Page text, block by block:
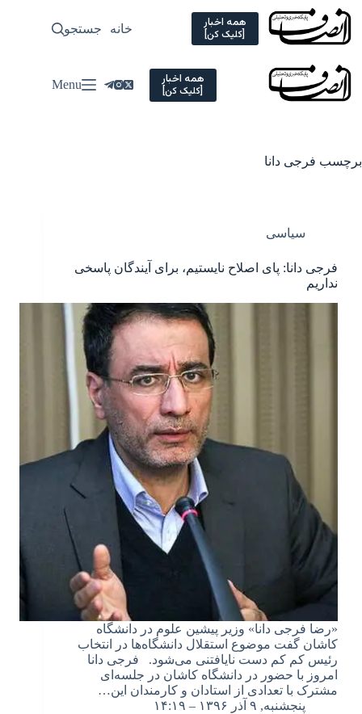
Skip
content
همه اخبار
[کلیک کن] خانه سیاسی
جستجو
همه اخبار
[کلیک کن] Menu
برچسب فرجی دانا
سیاسی
فرجی دانا: پای اصلاح نایستیم، برای آیندگان پاسخی
نداریم
«رضا فرجی دانا» وزیر پیشین علوم در دانشگاه
کاشان گفت موضوع استقلال دانشگا‌ه‌ها در انتخاب
رئیس کم کم دست نایافتنی می‌شود. فرجی دانا
امروز با حضور در دانشگاه کاشان در جلسه‌ای
مشترک با تعدادی از استادان و کارمندان این…
پنجشنبه, ۹ آذر ۱۳۹۶ – ۱۴:۱۹